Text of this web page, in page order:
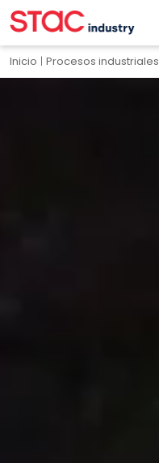
Inicio | Procesos industriales